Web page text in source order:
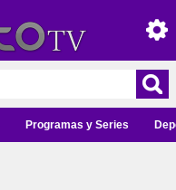
Programas y Series